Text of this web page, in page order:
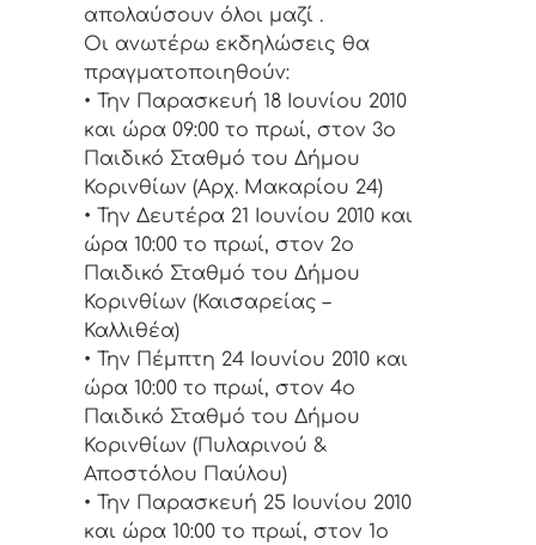
απολαύσουν όλοι μαζί .
Οι ανωτέρω εκδηλώσεις θα
πραγματοποιηθούν:
• Την Παρασκευή 18 Ιουνίου 2010
και ώρα 09:00 το πρωί, στον 3ο
Παιδικό Σταθμό του Δήμου
Κορινθίων (Αρχ. Μακαρίου 24)
• Την Δευτέρα 21 Ιουνίου 2010 και
ώρα 10:00 το πρωί, στον 2ο
Παιδικό Σταθμό του Δήμου
Κορινθίων (Καισαρείας –
Καλλιθέα)
• Την Πέμπτη 24 Ιουνίου 2010 και
ώρα 10:00 το πρωί, στον 4ο
Παιδικό Σταθμό του Δήμου
Κορινθίων (Πυλαρινού &
Αποστόλου Παύλου)
• Την Παρασκευή 25 Ιουνίου 2010
και ώρα 10:00 το πρωί, στον 1ο